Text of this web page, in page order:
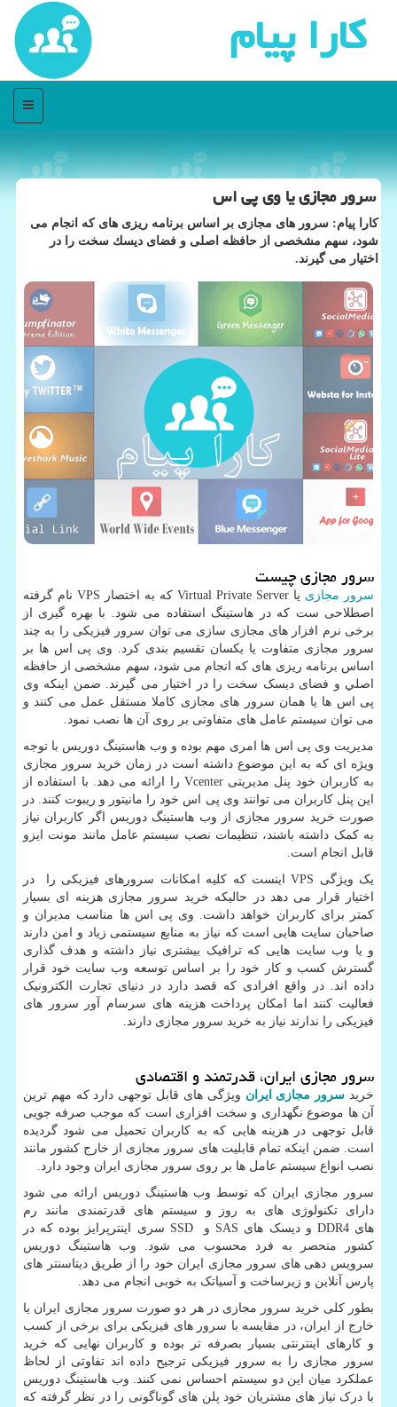
كارا پیام
منو
سرور مجازی یا وی پی اس
كارا پیام: سرور های مجازی بر اساس برنامه ریزی های كه انجام می
شود، سهم مشخصی از حافظه اصلی و فضای دیسك سخت را در
اختیار می گیرند.
سرور مجازی چیست
سرور مجازی یا Virtual Private Server که به اختصار VPS نام گرفته
اصطلاحی ست که در هاستینگ استفاده می شود. با بهره گیری از
برخی نرم افزار های مجازی سازی می توان سرور فیزیکی را به چند
سرور مجازی متفاوت یا یکسان تقسیم بندی کرد. وی پی اس ها بر
اساس برنامه ریزی های که انجام می شود، سهم مشخصی از حافظه
اصلي و فضای ديسک سخت را در اختیار می گیرند. ضمن اینکه وی
پی اس ها یا همان سرور های مجازی کاملا مستقل عمل می کنند و
می توان سیستم عامل های متفاوتی بر روی آن ها نصب نمود.
مدیریت وی پی اس ها امری مهم بوده و وب هاستینگ دوریس با توجه
ویژه ای که به این موضوع داشته است در زمان خرید سرور مجازی
به کاربران خود پنل مدیریتیVcenter را ارائه می دهد. با استفاده از
این پنل کاربران می توانند وی پی اس خود را مانیتور و ریبوت کنند. در
صورت خرید سرور مجازی از وب هاستینگ دوریس اگر کاربران نیاز
به کمک داشته باشند، تنظیمات نصب سیستم عامل مانند مونت ایزو
قابل انجام است.
یک ویژگی VPS اینست که کلیه امکانات سرورهای فیزیکی را در
اختیار قرار می دهد در حالیکه خرید سرور مجازی هزینه ای بسیار
کمتر برای کاربران خواهد داشت. وی پی اس ها مناسب مدیران و
صاحبان سایت هایی است که نیاز به منابع سیستمی زیاد و امن دارند
و یا وب سایت هایی که ترافیک بیشتری نیاز داشته و هدف گذاری
گسترش کسب و کار خود را بر اساس توسعه وب سایت خود قرار
داده اند. در واقع افرادی که قصد دارد در دنیای تجارت الکترونیک
فعالیت کنند اما امکان پرداخت هزینه های سرسام آور سرور های
فیزیکی را ندارند نیاز به خرید سرور مجازی دارند.
سرور مجازی ایران، قدرتمند و اقتصادی
خرید سرور مجازی ایران ویژگی های قابل توجهی دارد که مهم ترین
آن ها موضوع نگهداری و سخت افزاری است که موجب صرفه جویی
قابل توجهی در هزینه هایی که به کاربران تحمیل می شود گردیده
است. ضمن اینکه تمام قابلیت های سرور مجازی از خارج کشور مانند
نصب انواع سیستم عامل ها بر روی سرور مجازی ایران وجود دارد.
سرور مجازی ایران که توسط وب هاستینگ دوریس ارائه می شود
دارای تکنولوژی های به روز و سیستم های قدرتمندی مانند رم
های DDR4 و دیسک های SAS و SSD سری اینترپرایز بوده که در
کشور منحصر به فرد محسوب می شود. وب هاستینگ دوریس
سرویس دهی های سرور مجازی ایران خود را از طریق دیتاسنتر های
پارس آنلاین و زیرساخت و آسیاتک به خوبی انجام می دهد.
بطور کلی خرید سرور مجازی در هر دو صورت سرور مجازی ایران یا
خارج از ایران، در مقایسه با سرور های فیزیکی برای برخی از کسب
و کارهای اینترنتی بسیار بصرفه تر بوده و کاربران نهایی که خرید
سرور مجازی را به سرور فیزیکی ترجیح داده اند تفاوتی از لحاظ
عملکرد میان این دو سیستم احساس نمی کنند. وب هاستینگ دوریس
با درک نیاز های مشتریان خود پلن های گوناگونی را در نظر گرفته که